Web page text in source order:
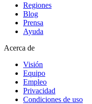
Regiones
Blog
Prensa
Ayuda
Acerca de
Visión
Equipo
Empleo
Privacidad
Condiciones de uso